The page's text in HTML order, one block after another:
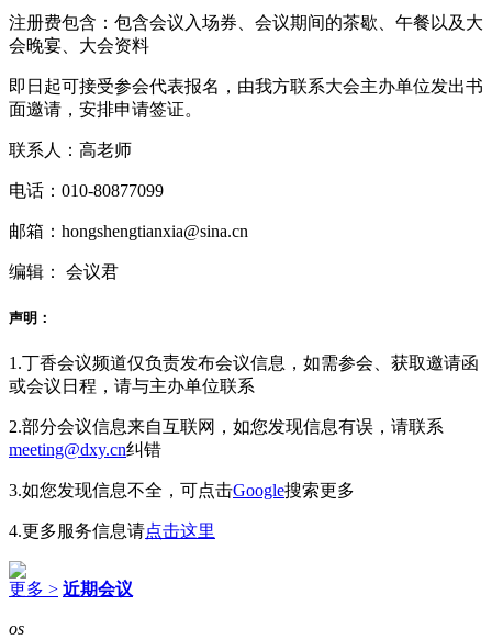
注册费包含：包含会议入场券、会议期间的茶歇、午餐以及大
会晚宴、大会资料
即日起可接受参会代表报名，由我方联系大会主办单位发出书
面邀请，安排申请签证。
联系人：高老师
电话：010-80877099
邮箱：hongshengtianxia@sina.cn
编辑： 会议君
声明：
1.丁香会议频道仅负责发布会议信息，如需参会、获取邀请函
或会议日程，请与主办单位联系
2.部分会议信息来自互联网，如您发现信息有误，请联系
meeting@dxy.cn纠错
3.如您发现信息不全，可点击Google搜索更多
4.更多服务信息请点击这里
更多 > 近期会议
os